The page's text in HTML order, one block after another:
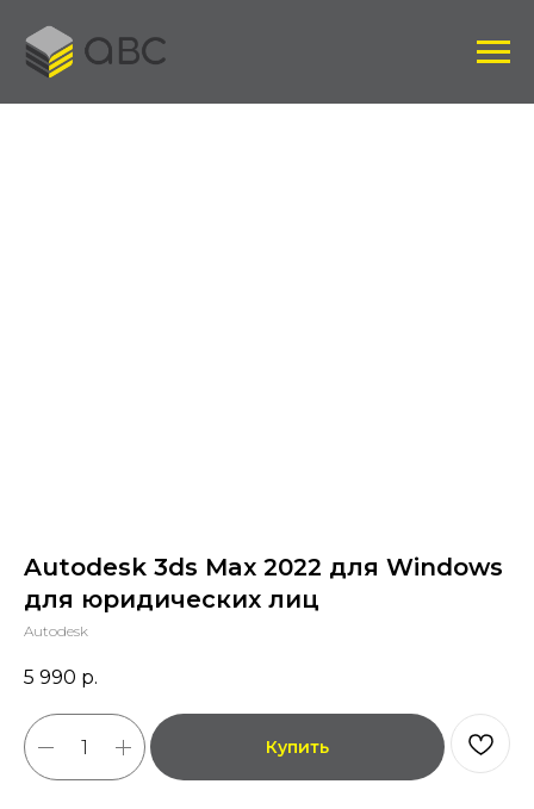
Autodesk 3ds Max 2022 для Windows
для юридических лиц
Autodesk
5 990 р.
Купить